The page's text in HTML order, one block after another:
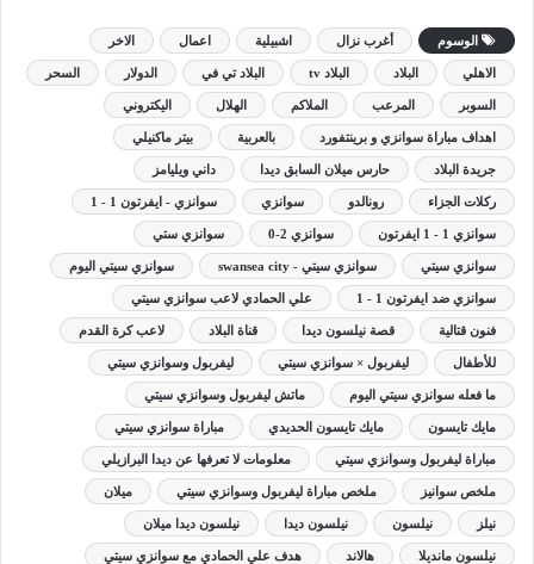
الوسوم أغرب نزال اشبيلية اعمال الاخر
الاهلي البلاد البلاد tv البلاد تي في الدولار السحر
السوبر المرعب الملاكم الهلال اليكتروني
اهداف مباراة سوانزي و برينتفورد بالعربية بيتر ماكنيلي
جريدة البلاد حارس ميلان السابق ديدا داني ويليامز
ركلات الجزاء رونالدو سوانزي سوانزي - ايفرتون 1 - 1
سوانزي 1 - 1 ايفرتون سوانزي 2-0 سوانزي ستي
سوانزي سيتي سوانزي سيتي - swansea city سوانزي سيتي اليوم
سوانزي ضد ايفرتون 1 - 1 علي الحمادي لاعب سوانزي سيتي
فنون قتالية قصة نيلسون ديدا قناة البلاد لاعب كرة القدم
للأطفال ليفربول × سوانزي سيتي ليفربول وسوانزي سيتي
ما فعله سوانزي سيتي اليوم ماتش ليفربول وسوانزي سيتي
مايك تايسون مايك تايسون الحديدي مباراة سوانزي سيتي
مباراة ليفربول وسوانزي سيتي معلومات لا تعرفها عن ديدا البرازيلي
ملخص سوانيز ملخص مباراة ليفربول وسوانزي سيتي ميلان
نيلز نيلسون نيلسون ديدا نيلسون ديدا ميلان
نيلسون مانديلا هالاند هدف علي الحمادي مع سوانزي سيتي